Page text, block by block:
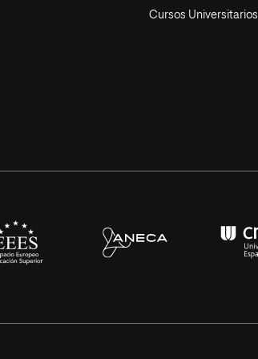
Cursos Universitarios